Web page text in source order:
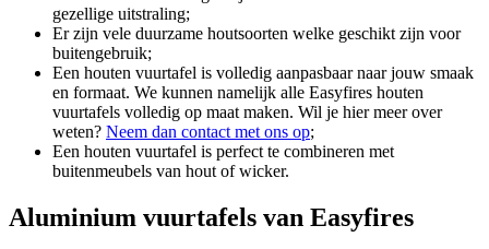
gezellige uitstraling;
Er zijn vele duurzame houtsoorten welke geschikt zijn voor
buitengebruik;
Een houten vuurtafel is volledig aanpasbaar naar jouw smaak
en formaat. We kunnen namelijk alle Easyfires houten
vuurtafels volledig op maat maken. Wil je hier meer over
weten? Neem dan contact met ons op;
Een houten vuurtafel is perfect te combineren met
buitenmeubels van hout of wicker.
Aluminium vuurtafels van Easyfires